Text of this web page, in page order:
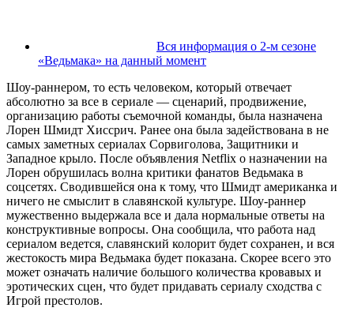
Вся информация о 2-м сезоне
«Ведьмака» на данный момент
Шоу-раннером, то есть человеком, который отвечает
абсолютно за все в сериале — сценарий, продвижение,
организацию работы съемочной команды, была назначена
Лорен Шмидт Хиссрич. Ранее она была задействована в не
самых заметных сериалах Сорвиголова, Защитники и
Западное крыло. После объявления Netflix о назначении на
Лорен обрушилась волна критики фанатов Ведьмака в
соцсетях. Сводившейся она к тому, что Шмидт американка и
ничего не смыслит в славянской культуре. Шоу-раннер
мужественно выдержала все и дала нормальные ответы на
конструктивные вопросы. Она сообщила, что работа над
сериалом ведется, славянский колорит будет сохранен, и вся
жестокость мира Ведьмака будет показана. Скорее всего это
может означать наличие большого количества кровавых и
эротических сцен, что будет придавать сериалу сходства с
Игрой престолов.